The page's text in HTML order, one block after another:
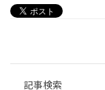
記事検索